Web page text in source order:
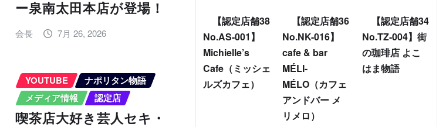
ー泉南太田本店が登場！
会長 7月 26, 2026
YOUTUBE
ナポリタン物語
メディア情報
認定店
喫茶店大好き芸人セキ・
【認定店舗38
No.AS-001】
Michielle’s
Cafe（ミッシェ
ルズカフェ）
【認定店舗36
No.NK-016】
cafe & bar
MÉLI-
MÉLO（カフェ
アンドバー メ
リメロ）
【認定店舗34
No.TZ-004】街
の珈琲店 よこ
はま物語